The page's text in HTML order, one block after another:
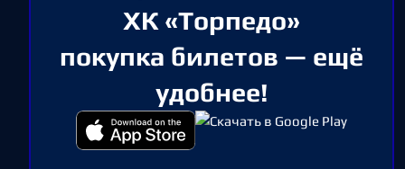
ХК «Торпедо»
покупка билетов — ещё
удобнее!